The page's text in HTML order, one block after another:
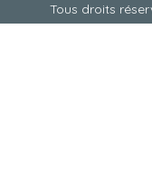
Tous droits